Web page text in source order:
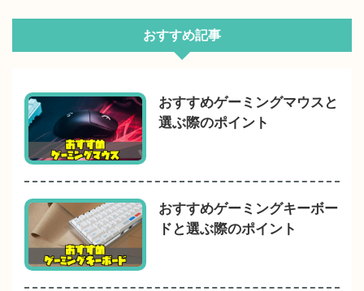
おすすめ記事
おすすめゲーミングマウスと
選ぶ際のポイント
おすすめゲーミングキーボー
ドと選ぶ際のポイント